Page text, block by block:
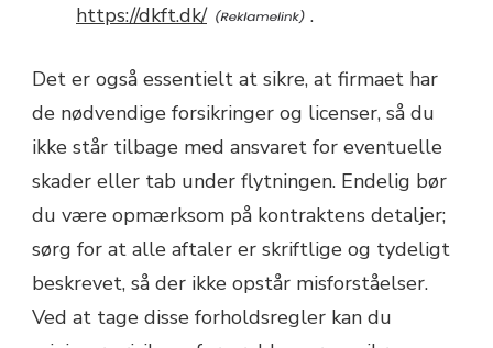
https://dkft.dk/
.
Det er også essentielt at sikre, at firmaet har
de nødvendige forsikringer og licenser, så du
ikke står tilbage med ansvaret for eventuelle
skader eller tab under flytningen. Endelig bør
du være opmærksom på kontraktens detaljer;
sørg for at alle aftaler er skriftlige og tydeligt
beskrevet, så der ikke opstår misforståelser.
Ved at tage disse forholdsregler kan du